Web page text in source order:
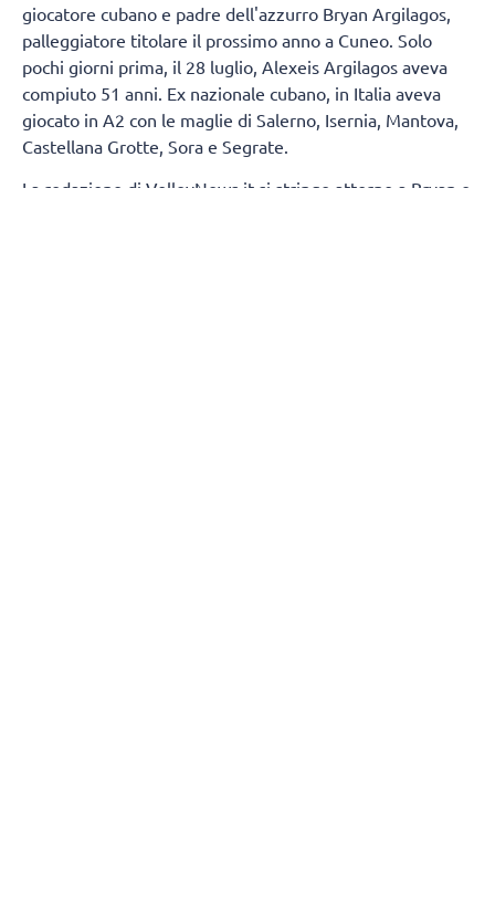
giocatore cubano e padre dell'azzurro Bryan Argilagos,
palleggiatore titolare il prossimo anno a Cuneo. Solo
pochi giorni prima, il 28 luglio, Alexeis Argilagos aveva
compiuto 51 anni. Ex nazionale cubano, in Italia aveva
giocato in A2 con le maglie di Salerno, Isernia, Mantova,
Castellana Grotte, Sora e Segrate.
La redazione di VolleyNews.it si stringe attorno a Bryan e